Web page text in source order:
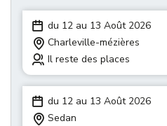
du 12 au 13 Août 2026
Charleville-mézières
Il reste des places
du 12 au 13 Août 2026
Sedan